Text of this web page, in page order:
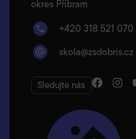
okres Příbram
+420 318 521 070
skola@zsdobris.cz
Sledujte nás